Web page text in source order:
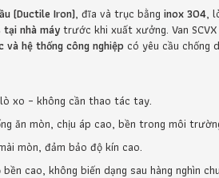
(Ductile Iron), đĩa và trục bằng inox 304,
nhà máytrước khi xuất xưởng. Van
và hệ thống công nghiệp có yêu cầu chống
xo – không cần thao tác tay.
ăn mòn, chịu áp cao, bền trong môi
mòn, đảm bảo độ kín cao.
cao, không biến dạng sau hàng nghìn